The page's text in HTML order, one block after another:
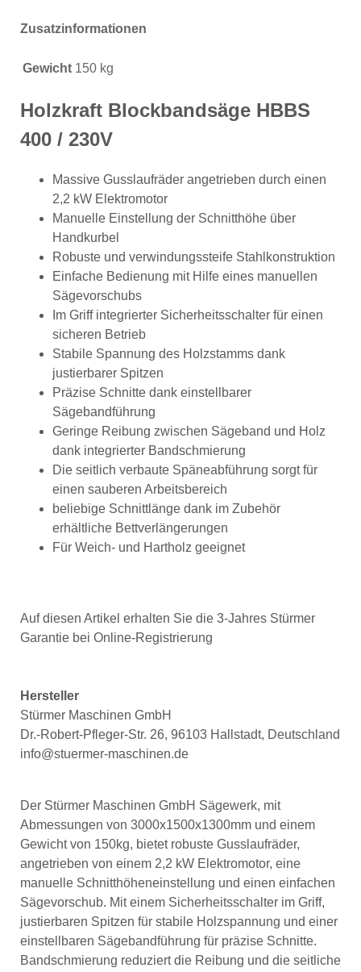
Zusatzinformationen
Gewicht 150 kg
Holzkraft Blockbandsäge HBBS
400 / 230V
Massive Gusslaufräder angetrieben durch einen
2,2 kW Elektromotor
Manuelle Einstellung der Schnitthöhe über
Handkurbel
Robuste und verwindungssteife Stahlkonstruktion
Einfache Bedienung mit Hilfe eines manuellen
Sägevorschubs
Im Griff integrierter Sicherheitsschalter für einen
sicheren Betrieb
Stabile Spannung des Holzstamms dank
justierbarer Spitzen
Präzise Schnitte dank einstellbarer
Sägebandführung
Geringe Reibung zwischen Sägeband und Holz
dank integrierter Bandschmierung
Die seitlich verbaute Späneabführung sorgt für
einen sauberen Arbeitsbereich
beliebige Schnittlänge dank im Zubehör
erhältliche Bettverlängerungen
Für Weich- und Hartholz geeignet
Auf diesen Artikel erhalten Sie die 3-Jahres Stürmer
Garantie bei Online-Registrierung
Hersteller
Stürmer Maschinen GmbH
Dr.-Robert-Pfleger-Str. 26, 96103 Hallstadt, Deutschland
info@stuermer-maschinen.de
Der Stürmer Maschinen GmbH Sägewerk, mit
Abmessungen von 3000x1500x1300mm und einem
Gewicht von 150kg, bietet robuste Gusslaufräder,
angetrieben von einem 2,2 kW Elektromotor, eine
manuelle Schnitthöheneinstellung und einen einfachen
Sägevorschub. Mit einem Sicherheitsschalter im Griff,
justierbaren Spitzen für stabile Holzspannung und einer
einstellbaren Sägebandführung für präzise Schnitte.
Bandschmierung reduziert die Reibung und die seitliche